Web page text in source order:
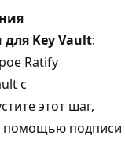
Key Vault:
Ratify
с
этот шаг,
помощью подписи